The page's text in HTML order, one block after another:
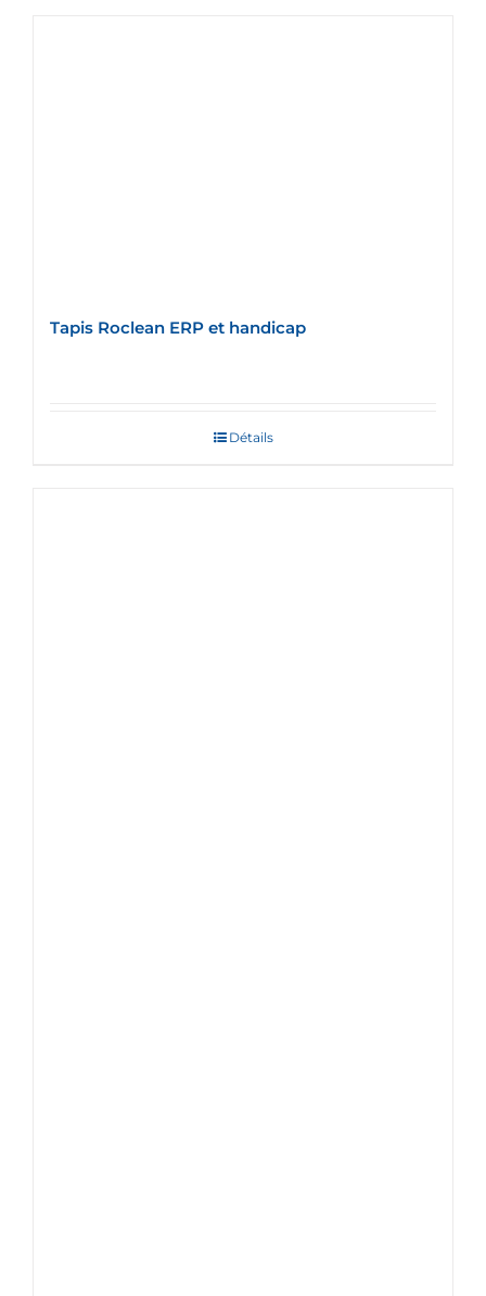
Tapis Roclean ERP et handicap
Détails